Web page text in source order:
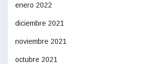
enero 2022
diciembre 2021
noviembre 2021
octubre 2021